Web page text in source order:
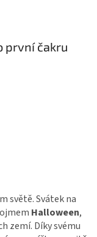
první čakru
světě. Svátek na
Halloween,
zemí. Díky svému